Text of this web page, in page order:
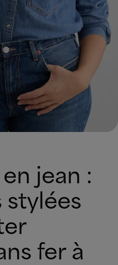
jean :
stylées
fer à